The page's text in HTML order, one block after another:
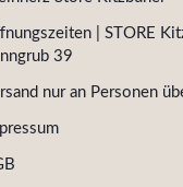
| STORE
39
nur an Personen